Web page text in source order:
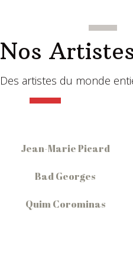
Nos
Des artistes du monde
Jean-Marie Picard
Bad Georges
Quim Corominas